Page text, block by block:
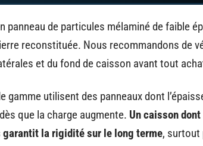
panneau de particules mélaminé de faible
reconstituée. Nous recommandons de
et du fond de caisson avant tout
gamme utilisent des panneaux dont
que la charge augmente. Un caisson
la rigidité sur le long terme, surtout